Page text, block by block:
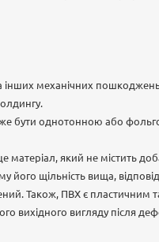
інших механічних
бути однотонною або
матеріал, який не містить
його щільність вища,
Також, ПВХ є пластичним
вихідного вигляду після